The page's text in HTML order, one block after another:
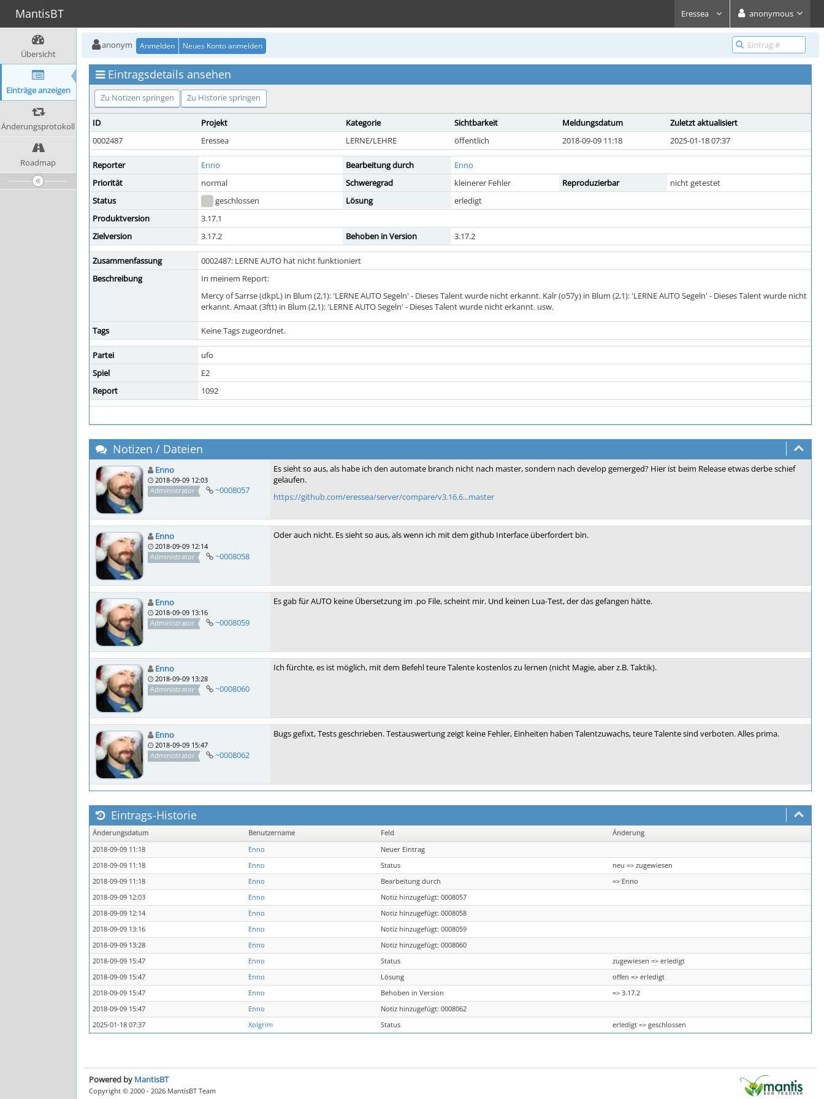
MantisBT Eressea anonymous
Übersicht
Einträge anzeigen
Änderungsprotokoll
Roadmap
anonym Anmelden Neues Konto anmelden
Eintragsdetails ansehen
Zu Notizen springen Zu Historie springen
ID Projekt Kategorie Sichtbarkeit Meldungsdatum
Zuletzt aktualisiert
0002487
Eressea LERNE/LEHRE öffentlich 2018-09-09 11:18 2025-01-18 07:37
Reporter Enno Bearbeitung durch
Enno
Priorität
normal Schweregrad kleinerer Fehler Reproduzierbar
nicht getestet
Status
geschlossen Lösung
erledigt
Produktversion
3.17.1
Zielversion
3.17.2 Behoben in Version 3.17.2
Zusammenfassung
0002487: LERNE AUTO hat nicht funktioniert
Beschreibung
In meinem Report:
Mercy of Sarrse (dkpL) in Blum (2,1): 'LERNE AUTO Segeln' - Dieses Talent wurde nicht erkannt. Kalr (o57y) in Blum (2,1): 'LERNE AUTO Segeln' - Dieses Talent wurde nicht
erkannt. Amaat (3ftt) in Blum (2,1): 'LERNE AUTO Segeln' - Dieses Talent wurde nicht erkannt. usw.
Tags Keine Tags zugeordnet.
Partei
ufo
Spiel
E2
Report
1092
Notizen / Dateien
Enno
2018-09-09 12:03
Administrator
~0008057
Es sieht so aus, als habe ich den automate branch nicht nach master, sondern nach develop gemerged? Hier ist beim Release etwas derbe schief
gelaufen.
https://github.com/eressea/server/compare/v3.16.6...master
Enno
2018-09-09 12:14
Administrator
~0008058
Oder auch nicht. Es sieht so aus, als wenn ich mit dem github Interface überfordert bin.
Enno
2018-09-09 13:16
Administrator
~0008059
Es gab für AUTO keine Übersetzung im .po File, scheint mir. Und keinen Lua-Test, der das gefangen hätte.
Enno
2018-09-09 13:28
Administrator
~0008060
Ich fürchte, es ist möglich, mit dem Befehl teure Talente kostenlos zu lernen (nicht Magie, aber z.B. Taktik).
Enno
2018-09-09 15:47
Administrator
~0008062
Bugs gefixt, Tests geschrieben. Testauswertung zeigt keine Fehler, Einheiten haben Talentzuwachs, teure Talente sind verboten. Alles prima.
Eintrags-Historie
Änderungsdatum Benutzername Feld
Änderung
2018-09-09 11:18
Enno
Neuer Eintrag
2018-09-09 11:18
Enno Status
neu => zugewiesen
2018-09-09 11:18
Enno Bearbeitung durch
=> Enno
2018-09-09 12:03
Enno
Notiz hinzugefügt: 0008057
2018-09-09 12:14
Enno
Notiz hinzugefügt: 0008058
2018-09-09 13:16
Enno
Notiz hinzugefügt: 0008059
2018-09-09 13:28
Enno
Notiz hinzugefügt: 0008060
2018-09-09 15:47
Enno Status
zugewiesen => erledigt
2018-09-09 15:47
Enno Lösung
offen => erledigt
2018-09-09 15:47
Enno Behoben in Version
=> 3.17.2
2018-09-09 15:47
Enno
Notiz hinzugefügt: 0008062
2025-01-18 07:37
Xolgrim Status erledigt => geschlossen
Powered by MantisBT
Copyright © 2000 - 2026 MantisBT Team